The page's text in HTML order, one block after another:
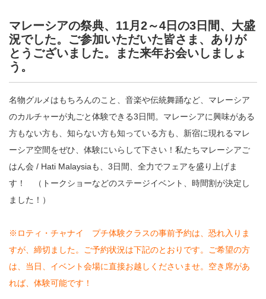
マレーシアの祭典、11月2～4日の3日間、大盛
況でした。ご参加いただいた皆さま、ありが
とうございました。また来年お会いしましょ
う。
名物グルメはもちろんのこと、音楽や伝統舞踊など、マレーシア
のカルチャーが丸ごと体験できる3日間。マレーシアに興味がある
方もない方も、知らない方も知っている方も、新宿に現れるマレ
ーシア空間をぜひ、体験にいらして下さい！私たちマレーシアご
はん会 / Hati Malaysiaも、3日間、全力でフェアを盛り上げま
す！ （トークショーなどのステージイベント、時間割が決定し
ました！）
※ロティ・チャナイ プチ体験クラスの事前予約は、恐れ入りま
すが、締切ました。ご予約状況は下記のとおりです。ご希望の方
は、当日、イベント会場に直接お越しくださいませ。空き席があ
れば、体験可能です！